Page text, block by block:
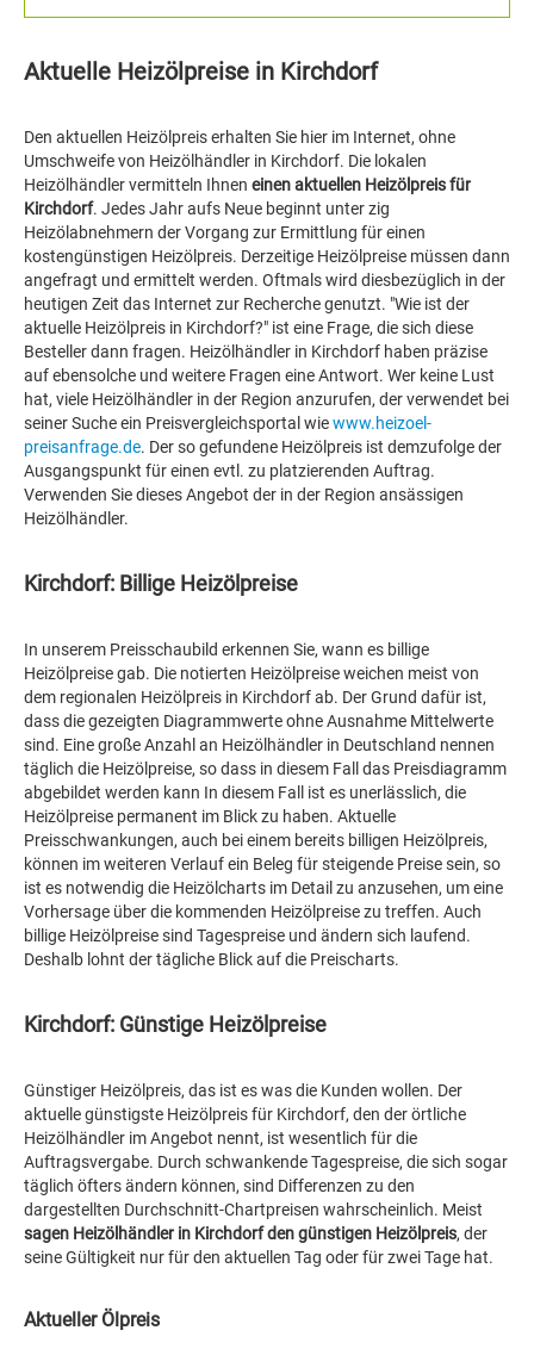
Aktuelle Heizölpreise in Kirchdorf
Den aktuellen Heizölpreis erhalten Sie hier im Internet, ohne
Umschweife von Heizölhändler in Kirchdorf. Die lokalen
Heizölhändler vermitteln Ihnen einen aktuellen Heizölpreis für
Kirchdorf. Jedes Jahr aufs Neue beginnt unter zig
Heizölabnehmern der Vorgang zur Ermittlung für einen
kostengünstigen Heizölpreis. Derzeitige Heizölpreise müssen dann
angefragt und ermittelt werden. Oftmals wird diesbezüglich in der
heutigen Zeit das Internet zur Recherche genutzt. "Wie ist der
aktuelle Heizölpreis in Kirchdorf?" ist eine Frage, die sich diese
Besteller dann fragen. Heizölhändler in Kirchdorf haben präzise
auf ebensolche und weitere Fragen eine Antwort. Wer keine Lust
hat, viele Heizölhändler in der Region anzurufen, der verwendet bei
seiner Suche ein Preisvergleichsportal wiewww.heizoel-
preisanfrage.de. Der so gefundene Heizölpreis ist demzufolge der
Ausgangspunkt für einen evtl. zu platzierenden Auftrag.
Verwenden Sie dieses Angebot der in der Region ansässigen
Heizölhändler.
Kirchdorf: Billige Heizölpreise
In unserem Preisschaubild erkennen Sie, wann es billige
Heizölpreise gab. Die notierten Heizölpreise weichen meist von
dem regionalen Heizölpreis in Kirchdorf ab. Der Grund dafür ist,
dass die gezeigten Diagrammwerte ohne Ausnahme Mittelwerte
sind. Eine große Anzahl an Heizölhändler in Deutschland nennen
täglich die Heizölpreise, so dass in diesem Fall das Preisdiagramm
abgebildet werden kann In diesem Fall ist es unerlässlich, die
Heizölpreise permanent im Blick zu haben. Aktuelle
Preisschwankungen, auch bei einem bereits billigen Heizölpreis,
können im weiteren Verlauf ein Beleg für steigende Preise sein, so
ist es notwendig die Heizölcharts im Detail zu anzusehen, um eine
Vorhersage über die kommenden Heizölpreise zu treffen. Auch
billige Heizölpreise sind Tagespreise und ändern sich laufend.
Deshalb lohnt der tägliche Blick auf die Preischarts.
Kirchdorf: Günstige Heizölpreise
Günstiger Heizölpreis, das ist es was die Kunden wollen. Der
aktuelle günstigste Heizölpreis für Kirchdorf, den der örtliche
Heizölhändler im Angebot nennt, ist wesentlich für die
Auftragsvergabe. Durch schwankende Tagespreise, die sich sogar
täglich öfters ändern können, sind Differenzen zu den
dargestellten Durchschnitt-Chartpreisen wahrscheinlich. Meist
sagen Heizölhändler in Kirchdorf den günstigen Heizölpreis, der
seine Gültigkeit nur für den aktuellen Tag oder für zwei Tage hat.
Aktueller Ölpreis